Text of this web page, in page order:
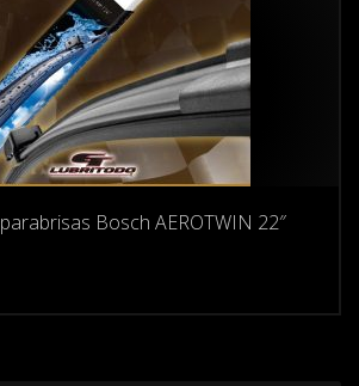
Bosch AEROTWIN 22″